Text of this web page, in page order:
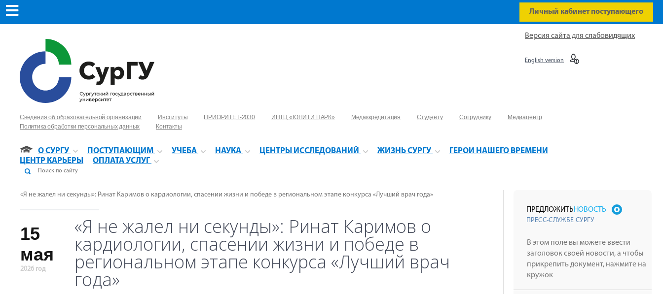
Личный кабинет поступающего
Сведения об образовательной организации Институты ПРИОРИТЕТ-2030 ИНТЦ «ЮНИТИ ПАРК» Медаккредитация Студенту Сотруднику
Медиацентр
Политика обработки персональных данных
Контакты
О СУРГУ ПОСТУПАЮЩИМ УЧЕБА НАУКА ЦЕНТРЫ ИССЛЕДОВАНИЙ ЖИЗНЬ СУРГУ
ГЕРОИ НАШЕГО ВРЕМЕНИ
ЦЕНТР КАРЬЕРЫ
ОПЛАТА УСЛУГ
Версия сайта для слабовидящих
English version
«Я не жалел ни секунды»: Ринат Каримов о кардиологии, спасении жизни и победе в региональном этапе конкурса «Лучший врач года»
15
мая
2026 год
«Я не жалел ни секунды»: Ринат Каримов о
кардиологии, спасении жизни и победе в
региональном этапе конкурса «Лучший врач
года»
ПРЕДЛОЖИТЬНОВОСТЬ
ПРЕСС-СЛУЖБЕ СУРГУ